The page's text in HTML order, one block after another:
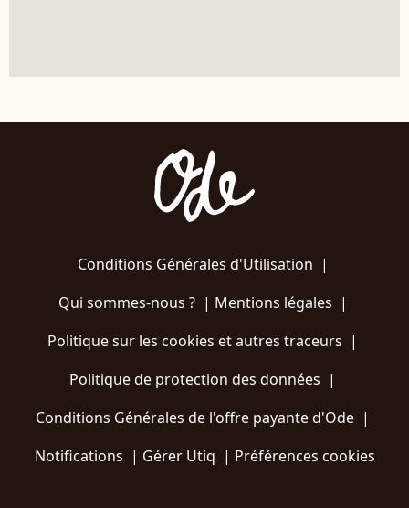
Conditions Générales d'Utilisation |
Qui sommes-nous ?| Mentions légales |
Politique sur les cookies et autres traceurs |
Politique de protection des données |
Conditions Générales de l'offre payante d'Ode |
Notifications | Gérer Utiq | Préférences cookies